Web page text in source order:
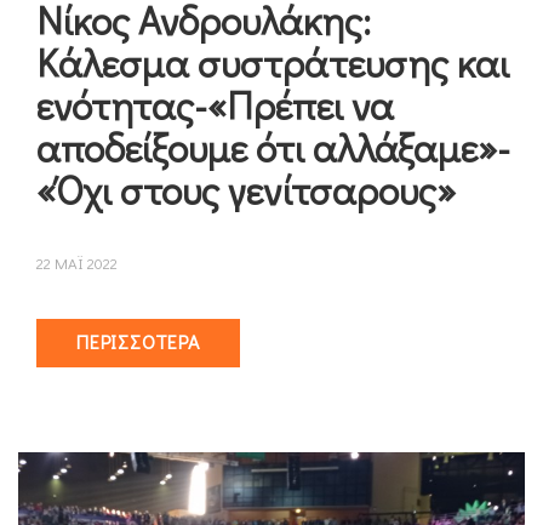
Νίκος Ανδρουλάκης:
Κάλεσμα συστράτευσης και
ενότητας-«Πρέπει να
αποδείξουμε ότι αλλάξαμε»-
«Όχι στους γενίτσαρους»
22 ΜΑΪ 2022
ΠΕΡΙΣΣΌΤΕΡΑ